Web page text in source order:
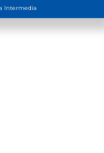
Intermedia